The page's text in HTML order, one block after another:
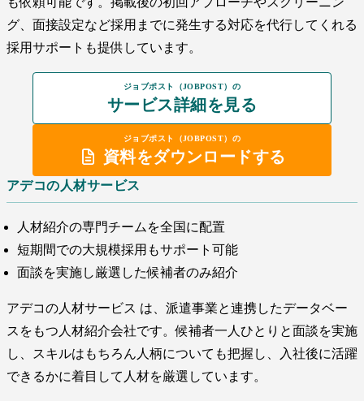
グ、面接設定など採用までに発生する対応を代行してくれる
採用サポートも提供しています。
ジョブポスト（JOBPOST）の
サービス詳細を見る
ジョブポスト（JOBPOST）の
資料をダウンロードする
アデコの人材サービス
人材紹介の専門チームを全国に配置
短期間での大規模採用もサポート可能
面談を実施し厳選した候補者のみ紹介
アデコの人材サービス は、派遣事業と連携したデータベー
スをもつ人材紹介会社です。候補者一人ひとりと面談を実施
し、スキルはもちろん人柄についても把握し、入社後に活躍
できるかに着目して人材を厳選しています。